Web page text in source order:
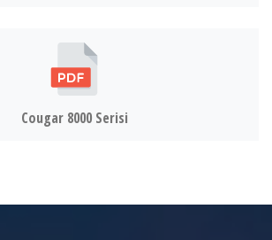
BERETTA
BENELLİ
Cougar 8000 Serisi